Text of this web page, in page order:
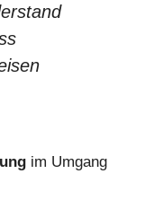
im Umgang